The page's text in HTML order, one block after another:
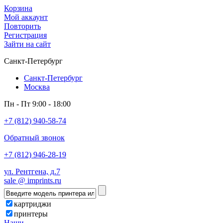
Корзина
Мой аккаунт
Повторить
Регистрация
Зайти на сайт
Санкт-Петербург
Санкт-Петербург
Москва
Пн - Пт 9:00 - 18:00
+7 (812) 940-58-74
Обратный звонок
+7 (812) 946-28-19
ул. Рентгена, д.7
sale @ imprints.ru
картриджи
принтеры